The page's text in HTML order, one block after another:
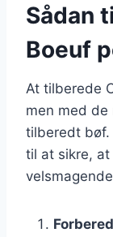
Sådan
Boeuf
At tilberede
men med
tilberedt
til at sikre,